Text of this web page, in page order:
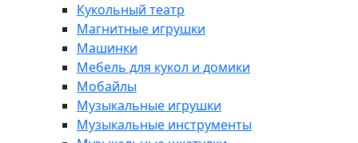
Кукольный театр
Магнитные игрушки
Машинки
Мебель для кукол и домики
Мобайлы
Музыкальные игрушки
Музыкальные инструменты